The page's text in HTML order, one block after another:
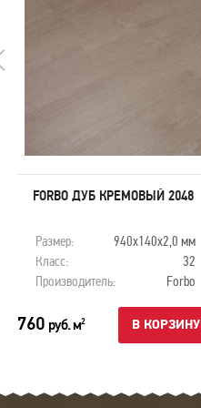
FORBO ДУБ КРЕМОВЫЙ 2048
Размер:
940х140х2,0 мм
Класс:
32
Производитель:
Forbo
760 руб. м2 В КОРЗИНУ